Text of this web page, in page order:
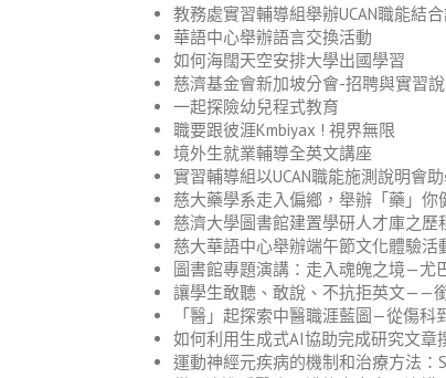
教務處實習輔導組舉辦UCAN職能結
華語中心舉辦語言交換活動
如何海闊天空安排大學出國學習
慈濟基金會新加坡分會-招聘與實習
一起探險幼兒程式教育
職要跟彼涯Kmbiyax ! 視界無限
境外生就業輔導全英文講座
實習輔導組以UCAN職能施測說明會
慈大藥學系走入偏鄉，舉辦「藥」你
慈濟大學圖書館建置學研人才庫之歷
慈大華語中心舉辦端午節文化體驗活
圖書館專題演講：走入魂魄之境—尤
讓學生敢聽、敢說、不抗拒英文——
「醫」起探索中醫職涯藍圖—從傷
如何利用生成式AI協助完成研究文章
運動神經元疾病的機制和治療方法：